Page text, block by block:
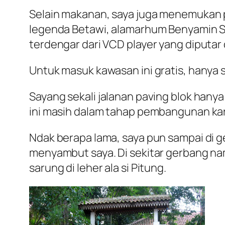
Selain makanan, saya juga
legenda Betawi, alamarhum Benyamin
terdengar dari VCD player yang
Untuk masuk kawasan ini gratis,
Sayang sekali jalanan paving blok
ini masih dalam tahap pembangunan
Ndak berapa lama, saya pun sampai
menyambut saya. Di sekitar gerbang
sarung di leher ala si Pitung.